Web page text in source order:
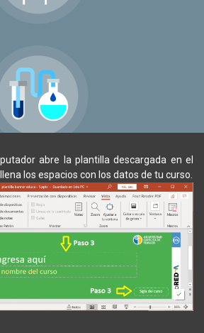
abre la plantilla descargada en el
los espacios con los datos de tu curso.